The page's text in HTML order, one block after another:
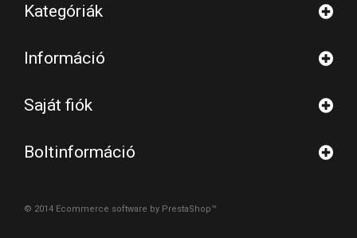
Kategóriák
Információ
© 2014 Ecommerce software by PrestaShop™
Saját fiók
Boltinformáció